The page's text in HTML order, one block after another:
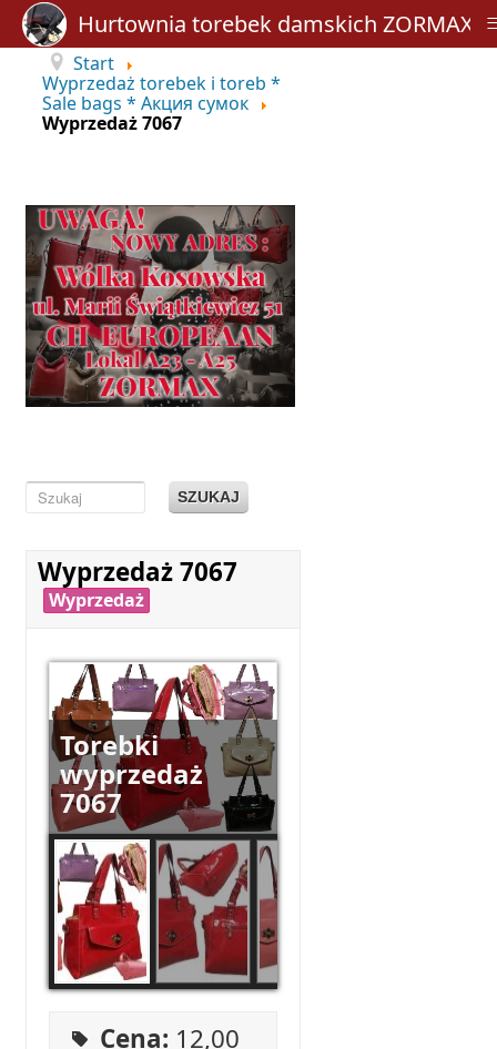
Start
Wyprzedaż torebek i toreb *
Sale bags * Акция сумок
Wyprzedaż 7067
SZUKAJ
Wyprzedaż 7067
Wyprzedaż
Torebki
wyprzedaż
7067
Cena: 12,00
Hurtownia torebek damskich ZORMAX